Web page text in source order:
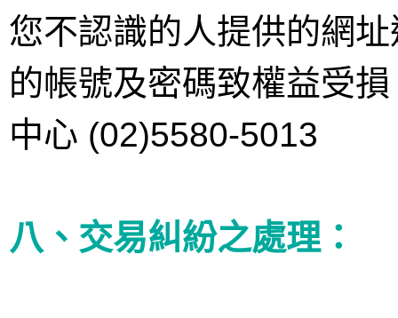
您不認識的人提供的網
的帳號及密碼致權益受
中心 (02)5580-5013
八、交易糾紛之處理：